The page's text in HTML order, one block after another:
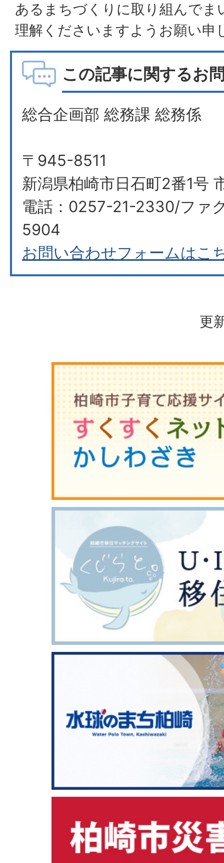
あるまちづくりに取り組んでま
理解くださいますようお願い申
この記事に関するお
総合企画部 総務課 総務係
〒945-8511
新潟県柏崎市日石町2番1号
電話：0257-21-2330/ファ
5904
お問い合わせフォームはこ
更